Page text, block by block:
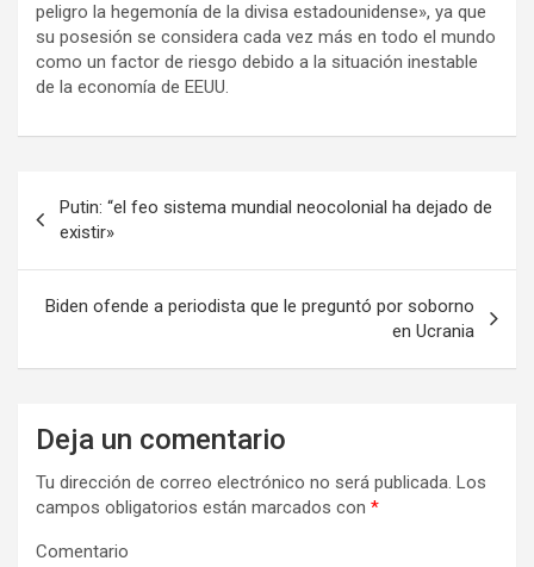
peligro la hegemonía de la divisa estadounidense», ya que
su posesión se considera cada vez más en todo el mundo
como un factor de riesgo debido a la situación inestable
de la economía de EEUU.
v
a
Putin: “el feo sistema mundial neocolonial ha dejado de
existir»
Biden ofende a periodista que le preguntó por soborno
en Ucrania
Deja un comentario
Tu dirección de correo electrónico no será publicada. Los
campos obligatorios están marcados con *
Comentario